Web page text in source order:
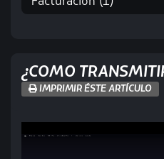
¿COMO
IMPRIMIR ÉSTE ARTÍCULO